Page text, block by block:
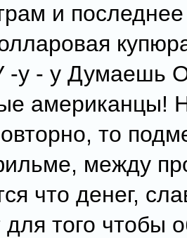
и
-у - у Думаешь
американцы!
то
между
что денег,
того чтобы